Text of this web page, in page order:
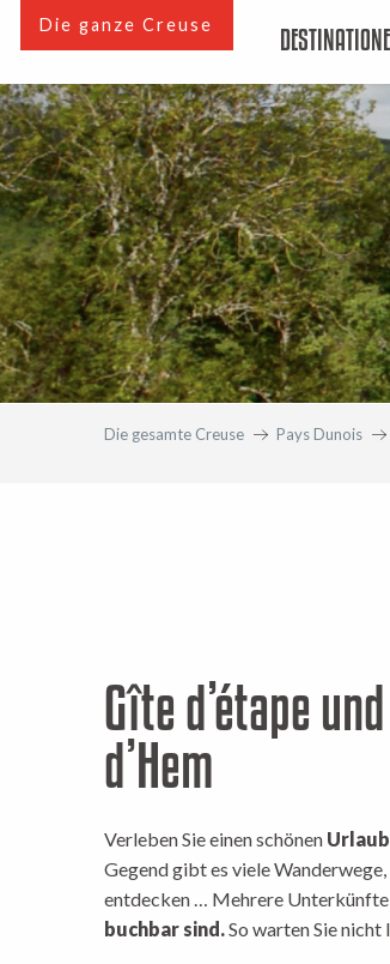
principal
Die ganze Creuse
Die gesamte Creuse Pays Dunois
Gîte d’étape
d’Hem
Verleben Sie einen schönen
Gegend gibt es viele
entdecken … Mehrere Unterkünfte
buchbar sind.So warten Sie nicht